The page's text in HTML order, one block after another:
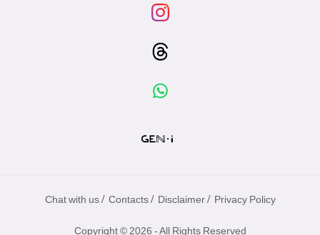
Chat with us / Contacts / Disclaimer / Privacy Policy
Copyright © 2026 - All Rights Reserved